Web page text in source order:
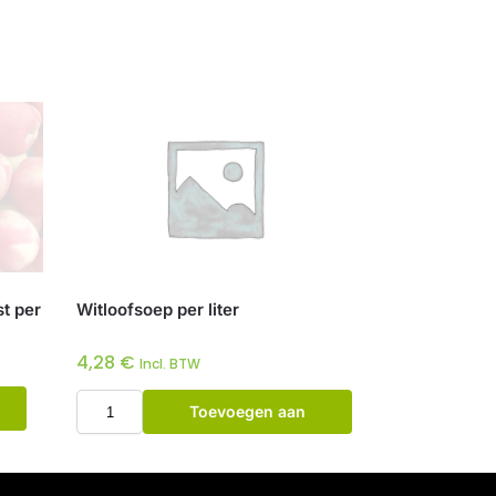
per
Witloofsoep per liter
4,28 € Incl. BTW
Toevoegen aan